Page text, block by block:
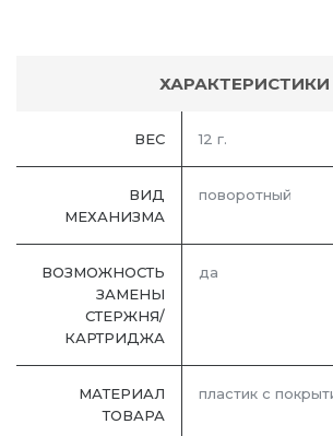
ХАРАКТЕРИСТИКИ
ВЕС 12 г.
ВИД
МЕХАНИЗМА
поворотный
ВОЗМОЖНОСТЬ
ЗАМЕНЫ
СТЕРЖНЯ/
КАРТРИДЖА
да
МАТЕРИАЛ
ТОВАРА
пластик с